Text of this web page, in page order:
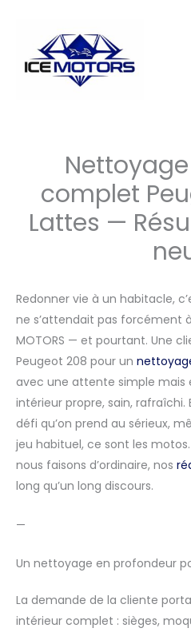
contenu
complet
Lattes —
Redonner vie à un habitacle,
ne s’attendait pas forcément
MOTORS — et pourtant. Une
Peugeot 208 pour un
avec une attente simple mais
intérieur propre, sain,
défi qu’on prend au sérieux,
jeu habituel, ce sont les
nous faisons d’ordinaire, nos
long qu’un long discours.
—
Un nettoyage en profondeur
La demande de la cliente
intérieur complet : sièges,